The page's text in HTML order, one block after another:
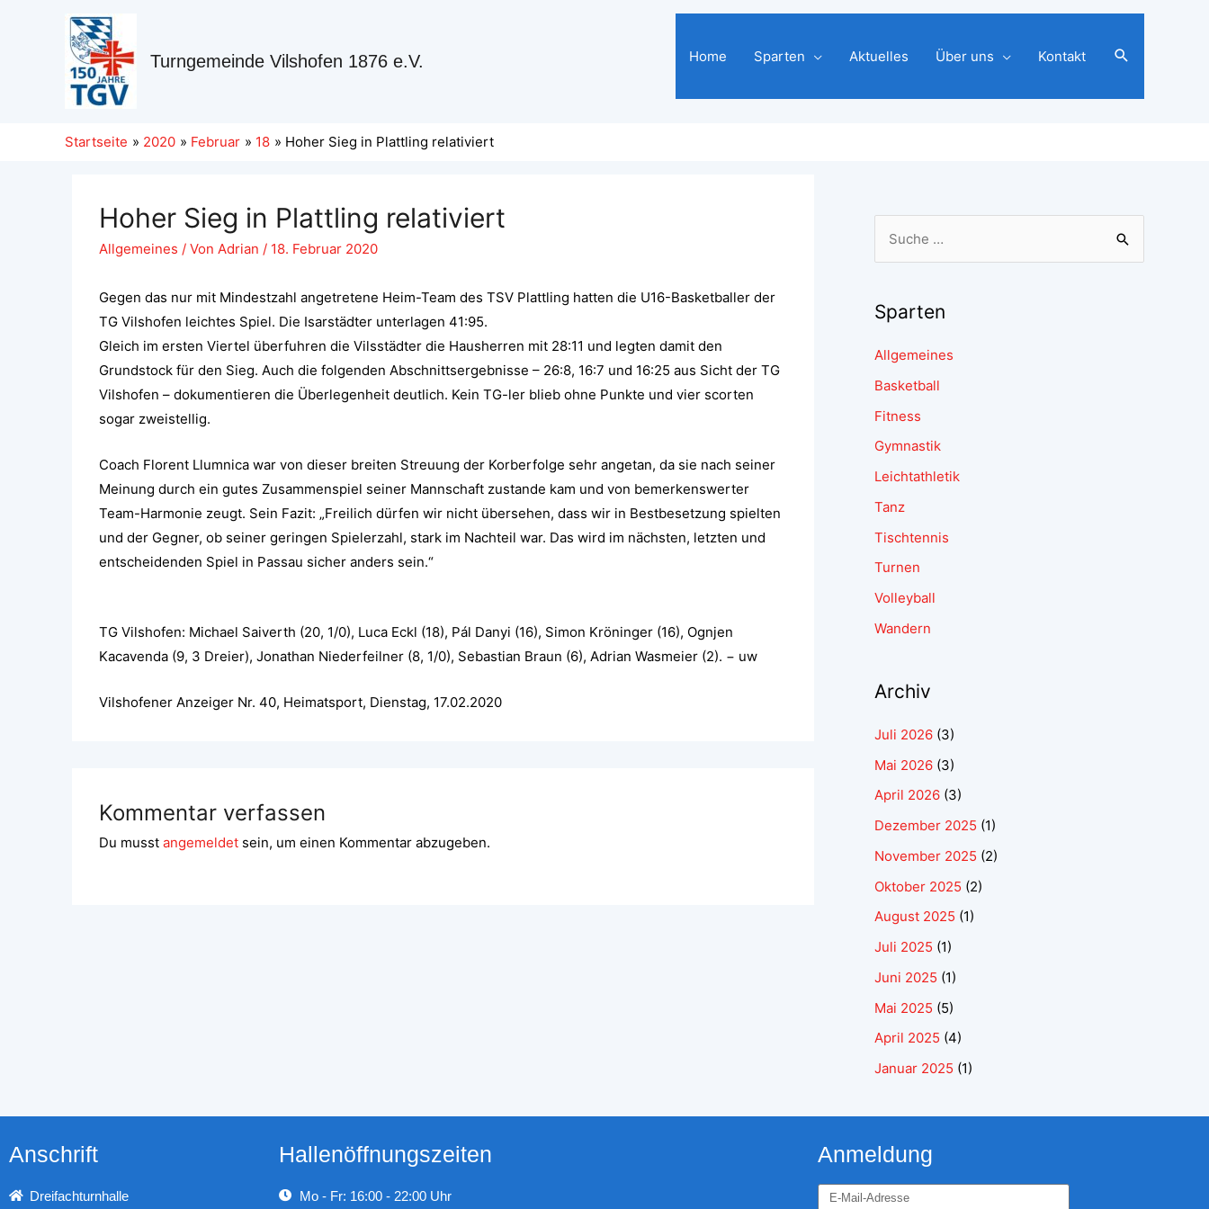
Turngemeinde Vilshofen 1876 e.V. Home Sparten Aktuelles Über uns Kontakt
Startseite 2020 Februar 18 Hoher Sieg in Plattling relativiert
Hoher Sieg in Plattling relativiert
Allgemeines / Von Adrian / 18. Februar 2020
Gegen das nur mit Mindestzahl angetretene Heim-Team des TSV Plattling hatten die U16-Basketballer der
TG Vilshofen leichtes Spiel. Die Isarstädter unterlagen 41:95.
Gleich im ersten Viertel überfuhren die Vilsstädter die Hausherren mit 28:11 und legten damit den
Grundstock für den Sieg. Auch die folgenden Abschnittsergebnisse – 26:8, 16:7 und 16:25 aus Sicht der TG
Vilshofen – dokumentieren die Überlegenheit deutlich. Kein TG-ler blieb ohne Punkte und vier scorten
sogar zweistellig.
Coach Florent Llumnica war von dieser breiten Streuung der Korberfolge sehr angetan, da sie nach seiner
Meinung durch ein gutes Zusammenspiel seiner Mannschaft zustande kam und von bemerkenswerter
Team-Harmonie zeugt. Sein Fazit: „Freilich dürfen wir nicht übersehen, dass wir in Bestbesetzung spielten
und der Gegner, ob seiner geringen Spielerzahl, stark im Nachteil war. Das wird im nächsten, letzten und
entscheidenden Spiel in Passau sicher anders sein.“
TG Vilshofen: Michael Saiverth (20, 1/0), Luca Eckl (18), Pál Danyi (16), Simon Kröninger (16), Ognjen
Kacavenda (9, 3 Dreier), Jonathan Niederfeilner (8, 1/0), Sebastian Braun (6), Adrian Wasmeier (2). − uw
Vilshofener Anzeiger Nr. 40, Heimatsport, Dienstag, 17.02.2020
Kommentar verfassen
Du musst angemeldetsein, um einen Kommentar abzugeben.
Sparten
Allgemeines
Basketball
Fitness
Gymnastik
Leichtathletik
Tanz
Tischtennis
Turnen
Volleyball
Wandern
Archiv
Juli 2026 (3)
Mai 2026 (3)
April 2026 (3)
Dezember 2025 (1)
November 2025 (2)
Oktober 2025 (2)
August 2025 (1)
Juli 2025 (1)
Juni 2025 (1)
Mai 2025 (5)
April 2025 (4)
Januar 2025 (1)
Anschrift
Dreifachturnhalle
Hallenöffnungszeiten
Mo - Fr: 16:00 - 22:00 Uhr
Anmeldung